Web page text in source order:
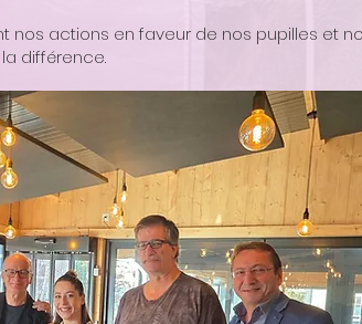
nos actions en faveur de nos pupilles et
différence.